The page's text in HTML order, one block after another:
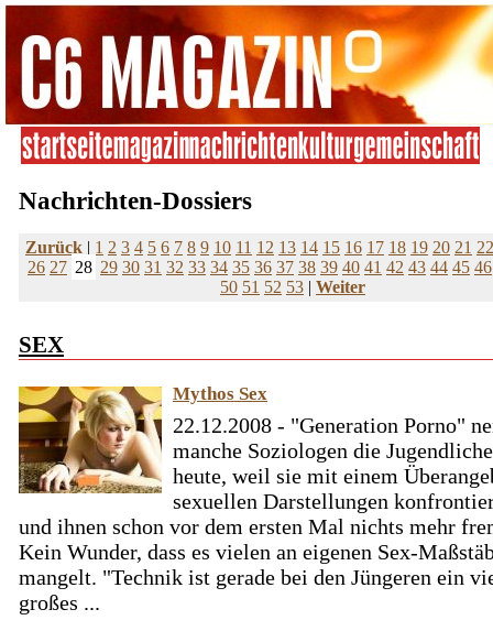
Nachrichten-Dossiers
Zurück | 1 2 3 4 5 6 7 8 9 10 11 12 13 14 15 16 17 18 19 20 21 22
26 27 28 29 30 31 32 33 34 35 36 37 38 39 40 41 42 43 44 45 46
50 51 52 53 | Weiter
SEX
Mythos Sex
22.12.2008 - "Generation Porno"
manche Soziologen die
heute, weil sie mit einem
sexuellen Darstellungen
und ihnen schon vor dem ersten Mal nichts mehr
Kein Wunder, dass es vielen an eigenen Sex-
mangelt. "Technik ist gerade bei den Jüngeren ein
großes ...